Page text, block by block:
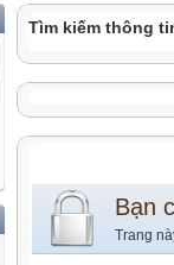
Tìm kiếm thông
Bạn
Trang